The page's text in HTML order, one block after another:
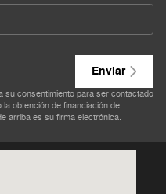
Enviar
su consentimiento para ser contactado
obtención de financiación de
arriba es su firma electrónica.